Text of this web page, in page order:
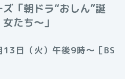
「朝ドラ“おしん”誕
たち～」
日（火）午後9時～［BS